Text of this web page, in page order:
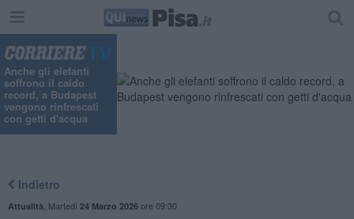
Anche gli elefanti
soffrono il caldo
record, a Budapest
vengono rinfrescati
con getti d'acqua
Indietro
Attualità Martedì 24 Marzo 2026ore 09:30